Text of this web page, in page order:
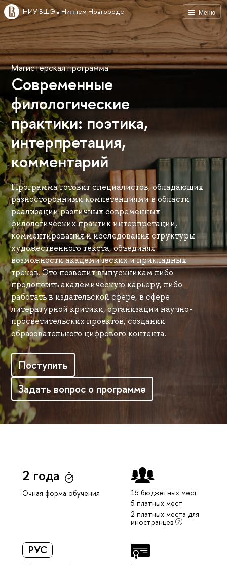
Меню
НИУ ВШЭ в Нижнем Новгороде
Магистерская программа
Современные
филологические
практики: поэтика,
интерпретация,
комментарий
Программа готовит специалистов, обладающих
разносторонними компетенциями в области
реализации различных современных
филологических практик интерпретации,
комментирования и исследования структуры
художественного текста, объединяя
возможности академических и прикладных
треков. Это позволит выпускникам либо
продолжить академическую карьеру, либо
работать в издательской сфере, в сфере
литературной критики, организации научно-
просветительских проектов, создании
образовательного цифрового контента.
Поступить
Задать вопрос о программе
2 года
Очная форма обучения
15 бюджетных мест
5 платных мест
2 платных места для
иностранцев
РУС